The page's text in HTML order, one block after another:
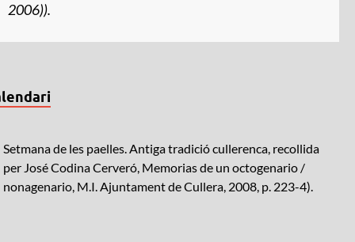
2006)).
Setmana de les paelles. Antiga tradició cullerenca, recollida
per José Codina Cerveró, Memorias de un octogenario /
nonagenario, M.I. Ajuntament de Cullera, 2008, p. 223-4).